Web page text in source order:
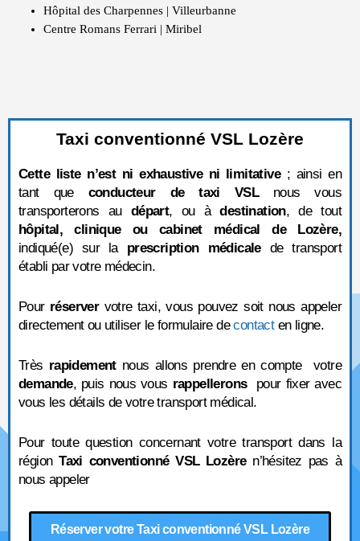
Hôpital des Charpennes | Villeurbanne
Centre Romans Ferrari | Miribel
Taxi conventionné VSL Lozère
Cette liste n’est ni exhaustive ni limitative; ainsi en
tant que conducteur de taxi VSLnous vous
transporterons au départ, ou àdestination, de tout
hôpital, clinique ou cabinet médical de Lozère,
indiqué(e) sur la prescription médicalede transport
établi par votre médecin.
Pour réservervotre taxi, vous pouvez soit nous appeler
directement ou utiliser le formulaire decontacten ligne.
Très rapidementnous allons prendre en compte votre
demande, puis nous vous rappelleronspour fixer avec
vous les détails de votre transport médical.
Pour toute question concernant votre transport dans la
régionTaxi conventionné VSL Lozèren’hésitez pas à
nous appeler
Réserver votre Taxi conventionné VSL Lozère